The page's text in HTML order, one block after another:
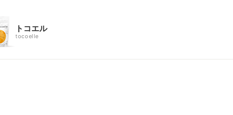
トコエル
tocoelle